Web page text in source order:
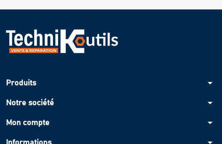
Produits arrow_drop_down
Notre société arrow_drop_down
Mon compte arrow_drop_down
Informations